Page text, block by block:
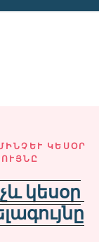
ԿԵՍՕՐ Ս
կեսօր